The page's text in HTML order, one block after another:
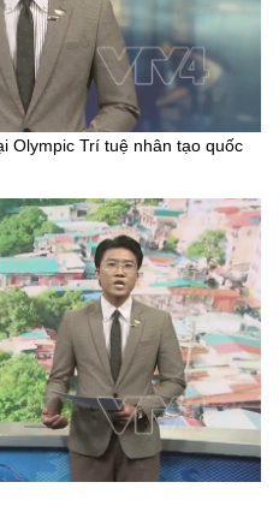
Olympic Trí tuệ nhân tạo quốc